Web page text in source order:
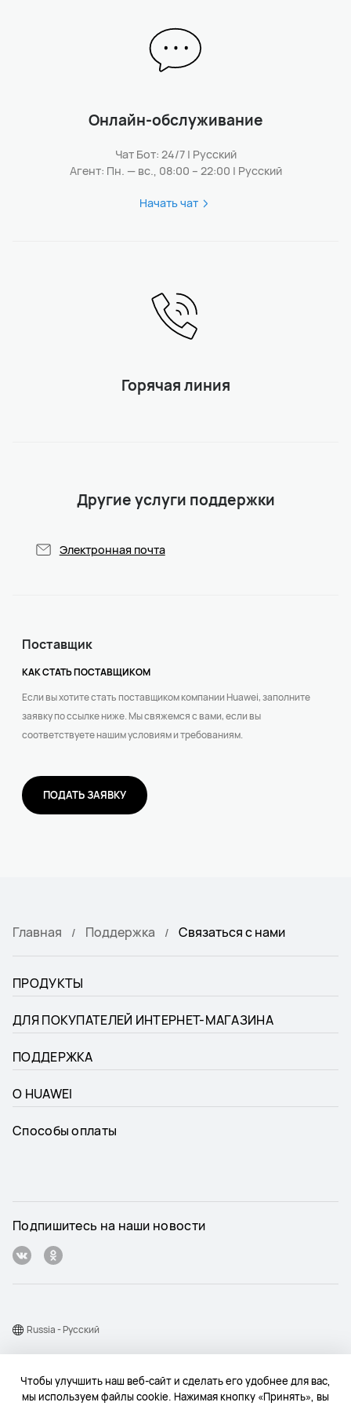
Чтобы улучшить наш веб-сайт и сделать его удобнее для вас,
мы используем файлы cookie. Нажимая кнопку «Принять», вы
Онлайн-обслуживание
Чат Бот: 24/7 | Русский
Агент: Пн. — вс., 08:00 – 22:00 | Русский
Начать чат
Горячая линия
Другие услуги поддержки
Электронная почта
Поставщик
КАК СТАТЬ ПОСТАВЩИКОМ
Если вы хотите стать поставщиком компании Huawei, заполните
заявку по ссылке ниже. Мы свяжемся с вами, если вы
соответствуете нашим условиям и требованиям.
ПОДАТЬ ЗАЯВКУ
Главная Поддержка Связаться с нами
ПРОДУКТЫ
ДЛЯ ПОКУПАТЕЛЕЙ ИНТЕРНЕТ-МАГАЗИНА
ПОДДЕРЖКА
О HUAWEI
Способы оплаты
Подпишитесь на наши новости
Условия использования веб-сайта
Russia - Pусский